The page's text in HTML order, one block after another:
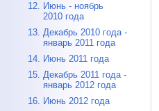
12. Июнь - ноябрь
2010 года
13. Декабрь 2010 года -
январь 2011 года
14. Июнь 2011 года
15. Декабрь 2011 года -
январь 2012 года
16. Июнь 2012 года